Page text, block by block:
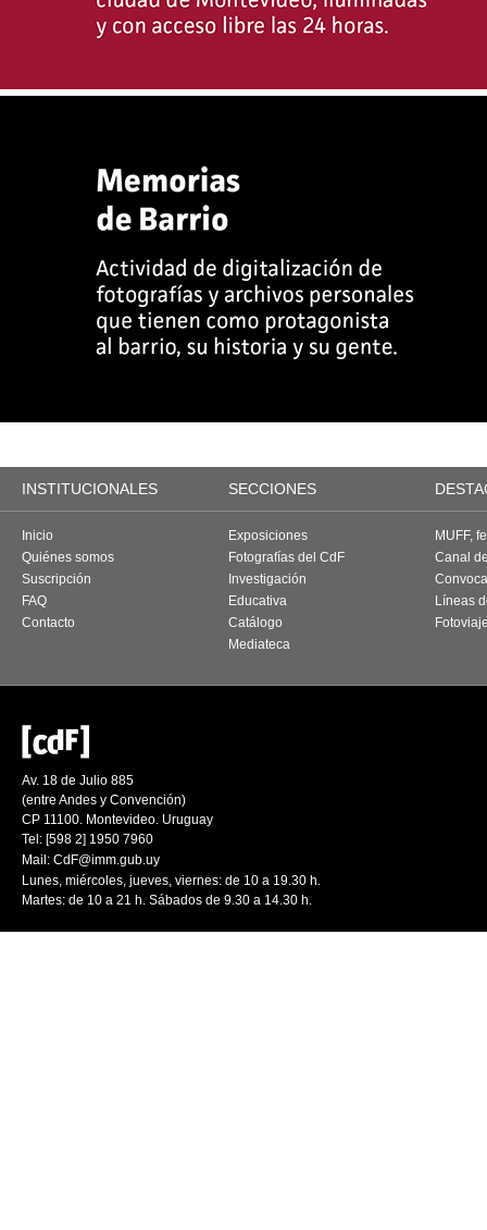
INSTITUCIONALES SECCIONES
Inicio
Quiénes somos
Suscripción
FAQ
Contacto
Exposiciones
Fotografías del CdF
Investigación
Educativa
Catálogo
Mediateca
MUFF,
Canal
Líneas
Av. 18 de Julio 885
(entre Andes y Convención)
CP 11100. Montevideo. Uruguay
Tel: [598 2] 1950 7960
Mail: CdF@imm.gub.uy
Lunes, miércoles, jueves, viernes: de 10 a 19.30 h.
Martes: de 10 a 21 h. Sábados de 9.30 a 14.30 h.